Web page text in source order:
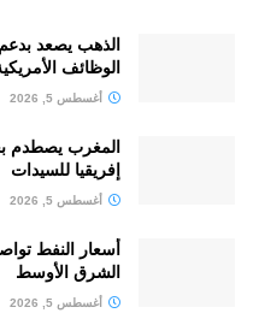
الذهب يصعد
الوظائف
أغسطس 5, 2026
المغرب يصطدم
إفريقيا للسيدات
أغسطس 5, 2026
أسعار النفط
الشرق الأوسط
أغسطس 5, 2026